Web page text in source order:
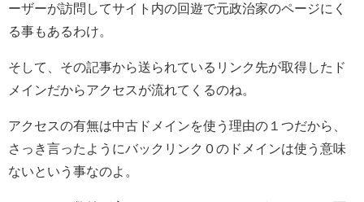
ーザーが訪問してサイト内の回遊で元政治家のページにく
る事もあるわけ。
そして、その記事から送られているリンク先が取得したド
メインだからアクセスが流れてくるのね。
アクセスの有無は中古ドメインを使う理由の１つだから、
さっき言ったようにバックリンク０のドメインは使う意味
ないという事なのよ。